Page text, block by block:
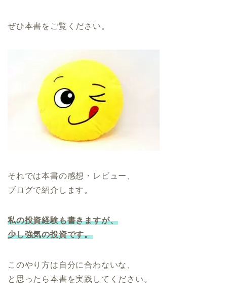
ぜひ本書をご覧ください。
それでは本書の感想・レビュー、
ブログで紹介します。
私の投資経験も書きますが、
少し強気の投資です。
このやり方は自分に合わないな、
と思ったら本書を実践してください。